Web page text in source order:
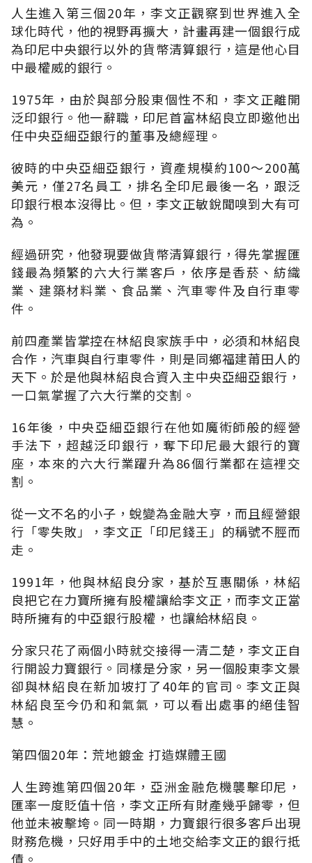
人生進入第三個20年，李文正觀察到世界進入全
球化時代，他的視野再擴大，計畫再建一個銀行成
為印尼中央銀行以外的貨幣清算銀行，這是他心目
中最權威的銀行。
1975年，由於與部分股東個性不和，李文正離開
泛印銀行。他一辭職，印尼首富林紹良立即邀他出
任中央亞細亞銀行的董事及總經理。
彼時的中央亞細亞銀行，資產規模約100～200萬
美元，僅27名員工，排名全印尼最後一名，跟泛
印銀行根本沒得比。但，李文正敏銳聞嗅到大有可
為。
經過研究，他發現要做貨幣清算銀行，得先掌握匯
錢最為頻繁的六大行業客戶，依序是香菸、紡織
業、建築材料業、食品業、汽車零件及自行車零
件。
前四產業皆掌控在林紹良家族手中，必須和林紹良
合作，汽車與自行車零件，則是同鄉福建莆田人的
天下。於是他與林紹良合資入主中央亞細亞銀行，
一口氣掌握了六大行業的交割。
16年後，中央亞細亞銀行在他如魔術師般的經營
手法下，超越泛印銀行，奪下印尼最大銀行的寶
座，本來的六大行業躍升為86個行業都在這裡交
割。
從一文不名的小子，蛻變為金融大亨，而且經營銀
行「零失敗」，李文正「印尼錢王」的稱號不脛而
走。
1991年，他與林紹良分家，基於互惠關係，林紹
良把它在力寶所擁有股權讓給李文正，而李文正當
時所擁有的中亞銀行股權，也讓給林紹良。
分家只花了兩個小時就交接得一清二楚，李文正自
行開設力寶銀行。同樣是分家，另一個股東李文景
卻與林紹良在新加坡打了40年的官司。李文正與
林紹良至今仍和和氣氣，可以看出處事的絕佳智
慧。
第四個20年：荒地鍍金 打造媒體王國
人生跨進第四個20年，亞洲金融危機襲擊印尼，
匯率一度貶值十倍，李文正所有財產幾乎歸零，但
他並未被擊垮。同一時期，力寶銀行很多客戶出現
財務危機，只好用手中的土地交給李文正的銀行抵
債。